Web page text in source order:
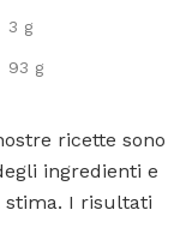
3 g
93 g
ricette sono
ingredienti e
stima. I risultati